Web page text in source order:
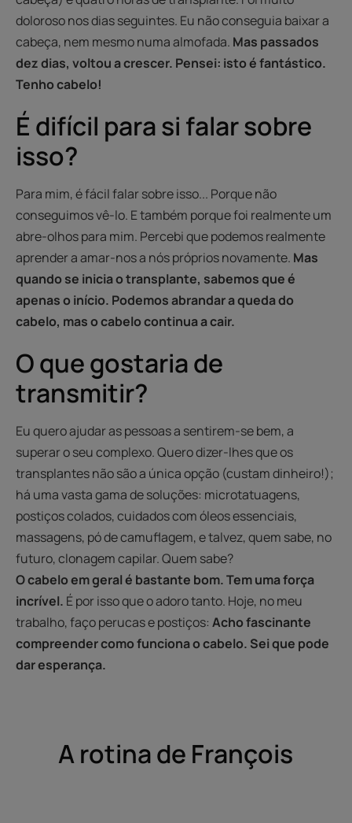
doloroso nos dias seguintes. Eu não conseguia baixar a
cabeça, nem mesmo numa almofada. Mas passados
dez dias, voltou a crescer. Pensei: isto é fantástico.
Tenho cabelo!
É difícil para si falar sobre
isso?
Para mim, é fácil falar sobre isso... Porque não
conseguimos vê-lo. E também porque foi realmente um
abre-olhos para mim. Percebi que podemos realmente
aprender a amar-nos a nós próprios novamente. Mas
quando se inicia o transplante, sabemos que é
apenas o início. Podemos abrandar a queda do
cabelo, mas o cabelo continua a cair.
O que gostaria de
transmitir?
Eu quero ajudar as pessoas a sentirem-se bem, a
superar o seu complexo. Quero dizer-lhes que os
transplantes não são a única opção (custam dinheiro!);
há uma vasta gama de soluções: microtatuagens,
postiços colados, cuidados com óleos essenciais,
massagens, pó de camuflagem, e talvez, quem sabe, no
futuro, clonagem capilar. Quem sabe?
O cabelo em geral é bastante bom. Tem uma força
incrível. É por isso que o adoro tanto. Hoje, no meu
trabalho, faço perucas e postiços: Acho fascinante
compreender como funciona o cabelo. Sei que pode
dar esperança.
A rotina de François